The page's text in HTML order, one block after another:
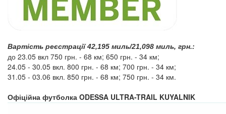
Вартість реєстрації 42,195 миль/21,098 миль, грн.:
до 23.05 вкл 750 грн. - 68 км; 650 грн. - 34 км;
24.05 - 30.05 вкл. 800 грн. - 68 км; 700 грн. - 34 км;
31.05 - 03.06 вкл. 850 грн. - 68 км; 750 грн. - 34 км.
Офіційна футболка ODESSA ULTRA-TRAIL KUYALNIK